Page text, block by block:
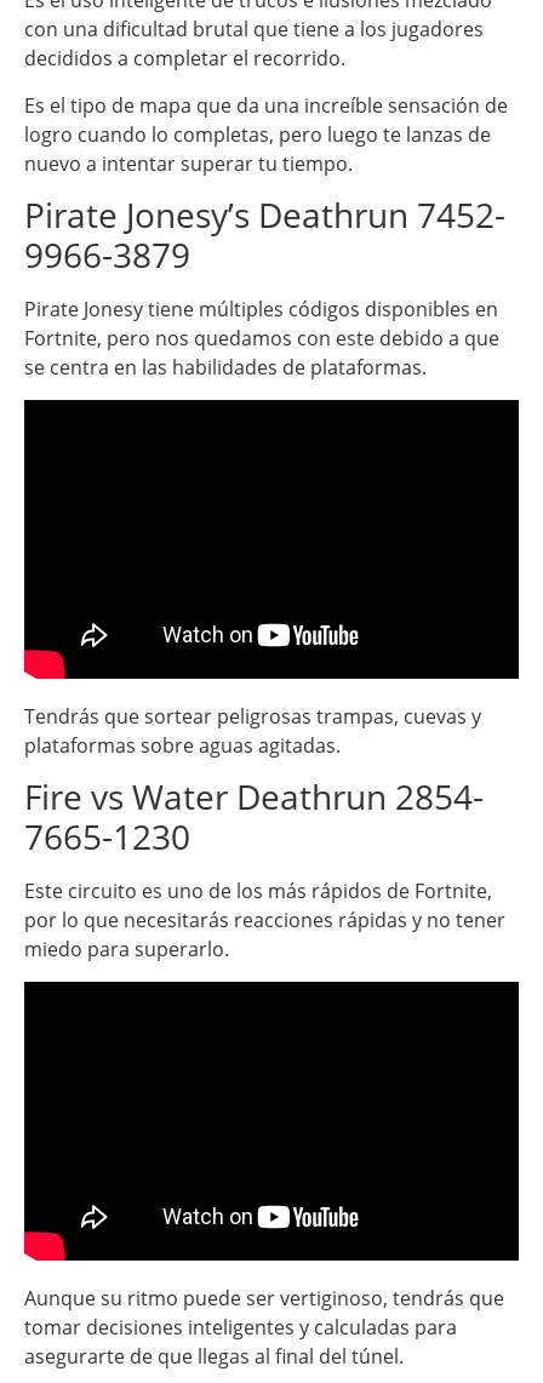
con una dificultad brutal que tiene a los jugadores
decididos a completar el recorrido.
Es el tipo de mapa que da una increíble sensación de
logro cuando lo completas, pero luego te lanzas de
nuevo a intentar superar tu tiempo.
Pirate Jonesy’s Deathrun 7452-
9966-3879
Pirate Jonesy tiene múltiples códigos disponibles en
Fortnite, pero nos quedamos con este debido a que
se centra en las habilidades de plataformas.
Tendrás que sortear peligrosas trampas, cuevas y
plataformas sobre aguas agitadas.
Fire vs Water Deathrun 2854-
7665-1230
Este circuito es uno de los más rápidos de Fortnite,
por lo que necesitarás reacciones rápidas y no tener
miedo para superarlo.
Aunque su ritmo puede ser vertiginoso, tendrás que
tomar decisiones inteligentes y calculadas para
asegurarte de que llegas al final del túnel.